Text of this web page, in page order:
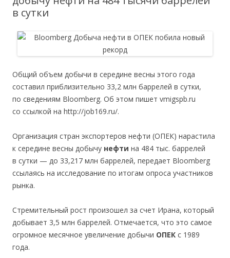
в сутки
Общий объем добычи в середине весны этого года
составил приблизительно 33,2 млн баррелей в сутки,
по сведениям Bloomberg. Об этом пишет vmigspb.ru
со ссылкой на http://job169.ru/.
Организация стран экспортеров нефти (ОПЕК) нарастила
к середине весны добычу нефти на 484 тыс. баррелей
в сутки — до 33,217 млн баррелей, передает Bloomberg
ссылаясь на исследование по итогам опроса участников
рынка.
Стремительный рост произошел за счет Ирана, который
добывает 3,5 млн баррелей. Отмечается, что это самое
огромное месячное увеличение добычи ОПЕК с 1989
года.